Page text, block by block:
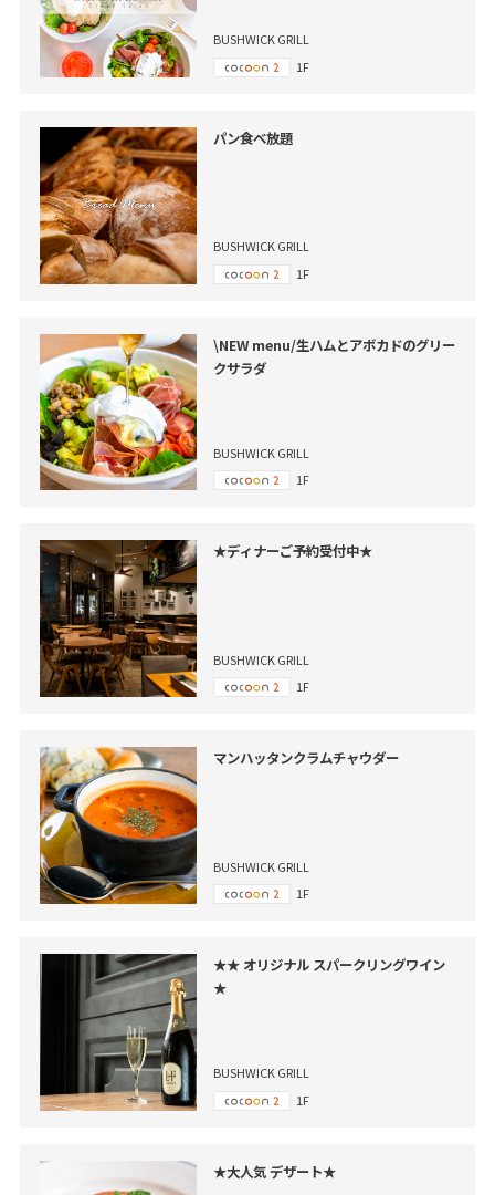
BUSHWICK GRILL
1F
パン食べ放題
BUSHWICK GRILL
1F
\NEW menu/生ハムとアボカドのグリー
クサラダ
BUSHWICK GRILL
1F
★ディナーご予約受付中★
BUSHWICK GRILL
1F
マンハッタンクラムチャウダー
BUSHWICK GRILL
1F
★★ オリジナル スパークリングワイン
★
BUSHWICK GRILL
1F
★大人気 デザート★